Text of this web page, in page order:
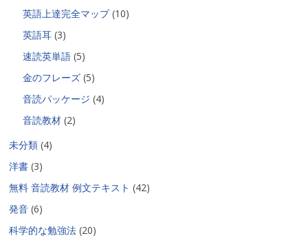
英語上達完全マップ(10)
英語耳 (3)
速読英単語 (5)
金のフレーズ (5)
音読パッケージ (4)
音読教材 (2)
未分類 (4)
洋書 (3)
無料 音読教材 例文テキスト (42)
発音 (6)
科学的な勉強法 (20)